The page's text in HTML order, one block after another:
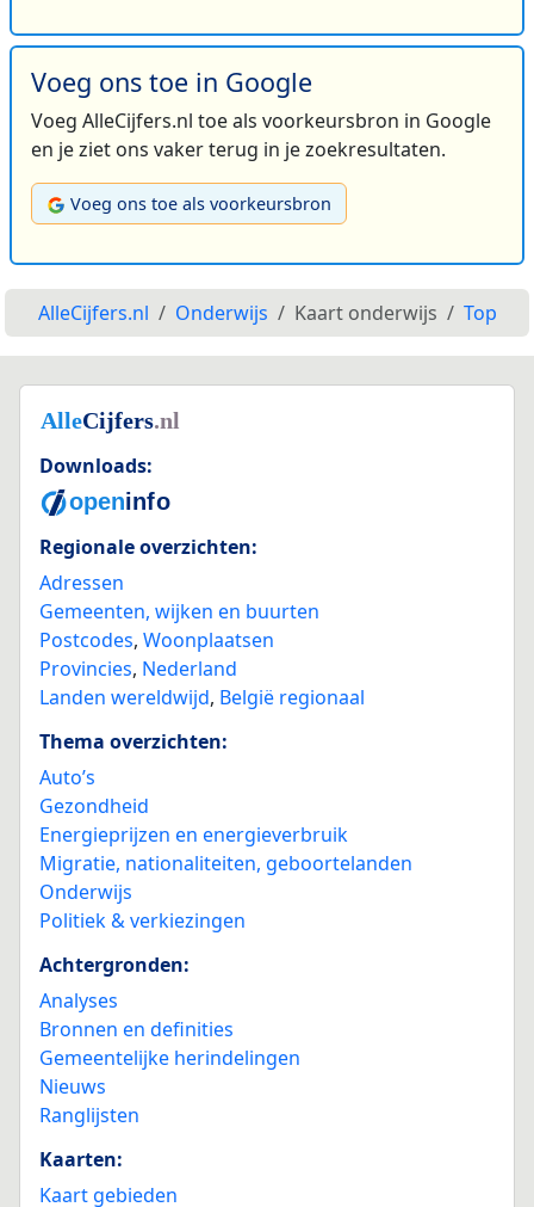
Voeg ons toe in Google
Voeg AlleCijfers.nl toe als voorkeursbron in Google
en je ziet ons vaker terug in je zoekresultaten.
Voeg ons toe als voorkeursbron
AlleCijfers.nl Onderwijs Kaart onderwijs Top
Downloads:
Regionale overzichten:
Adressen
Gemeenten, wijken en buurten
Postcodes, Woonplaatsen
Provincies, Nederland
Landen wereldwijd, België regionaal
Thema overzichten:
Auto’s
Gezondheid
Energieprijzen en energieverbruik
Migratie, nationaliteiten, geboortelanden
Onderwijs
Politiek & verkiezingen
Achtergronden:
Analyses
Bronnen en definities
Gemeentelijke herindelingen
Nieuws
Ranglijsten
Kaarten:
Kaart gebieden